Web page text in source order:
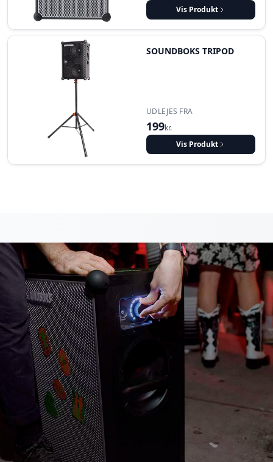
Vis Produkt
SOUNDBOKS TRIPOD
UDLEJES FRA
199kr.
Vis Produkt